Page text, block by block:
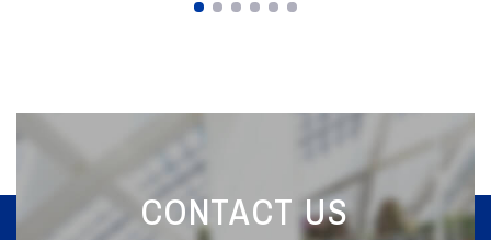
CONTACT US